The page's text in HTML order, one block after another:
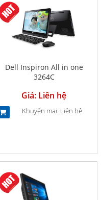
Dell Inspiron All in one
3264C
Giá: Liên hệ
Khuyến mại: Liên hệ